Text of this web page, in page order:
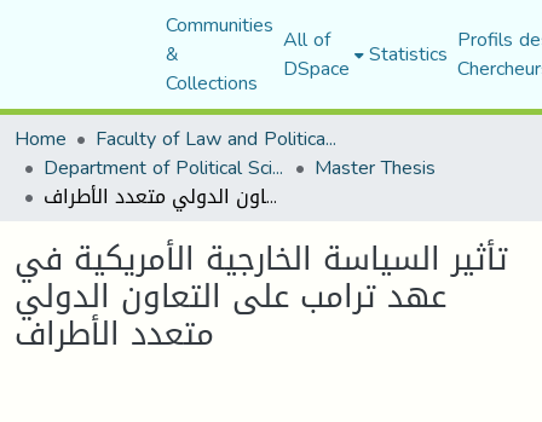
Communities
&
Collections
All of
DSpace Statistics Profils
Home
Faculty of Law and Political Science
Department of Political Sciences Master Thesis
تأثير السياسة الخارجية الأمريكية في عهد ترامب على التعاون الدولي متعدد الأطراف
تأثير السياسة الخارجية الأمريكية في
عهد ترامب على التعاون الدولي
متعدد الأطراف